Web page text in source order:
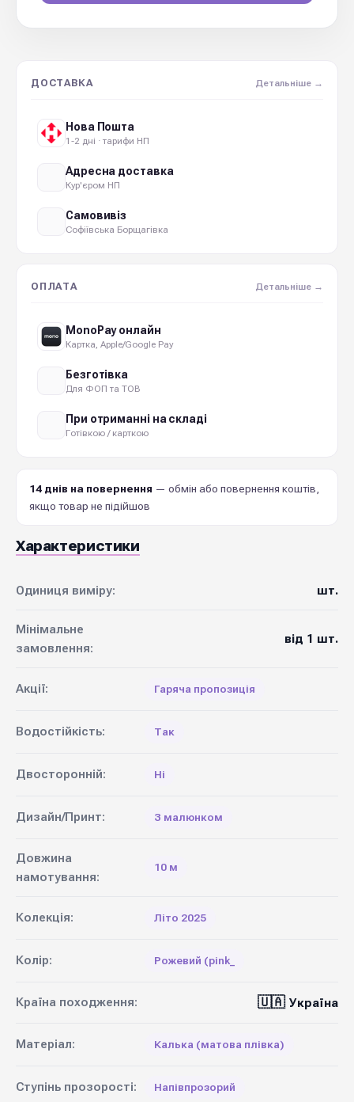
ДОСТАВКА Детальніше →
Нова Пошта
1-2 дні · тарифи НП
Адресна доставка
Кур'єром НП
Самовивіз
Софіївська Борщагівка
ОПЛАТА Детальніше →
MonoPay онлайн
Картка, Apple/Google Pay
Безготівка
Для ФОП та ТОВ
При отриманні на складі
Готівкою / карткою
14 днів на повернення — обмін або повернення коштів,
якщо товар не підійшов
Характеристики
Одиниця виміру: шт.
Мінімальне
замовлення:
від 1 шт.
Акції: Гаряча пропозиція
Водостійкість: Так
Двосторонній: Ні
Дизайн/Принт: З малюнком
Довжина
намотування:
10 м
Колекція: Літо 2025
Колір: Рожевий (pink_
Країна походження: 🇺🇦 Україна
Матеріал: Калька (матова плівка)
Ступінь прозорості: Напівпрозорий